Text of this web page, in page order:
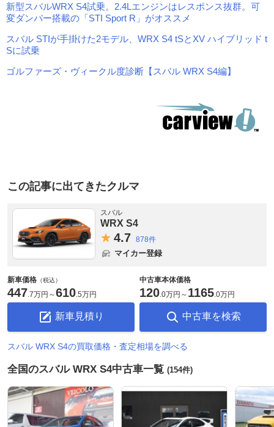
新型スバルWRX S4試乗。2.4Lエンジンはレスポンス抜群。可
変ダンパー搭載の「STI Sport R」がオススメ
スバル STIが手掛けた2モデル、WRX S4 tSとXV ハイブリッド t
Sに試乗
ゴルファーズ・ヴィークル度診断【スバル WRX S4編】
この記事に出てきたクルマ
スバル
WRX S4
4.7 878件
マイカー登録
新車価格 （税込）
447 7万円 ～610 5万円
新車見積り
中古車本体価格
120 0万円 ～ 1165 0万円
中古車を検索
スバル WRX S4の買取価格・査定相場を調べる
全国のスバル WRX S4中古車一覧 (154件)